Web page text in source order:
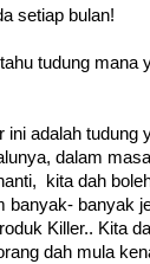
setiap bulan!
tudung mana
ini adalah tudung
dalam
kita dah
banyak- banyak
Killer.. Kita
dah mula